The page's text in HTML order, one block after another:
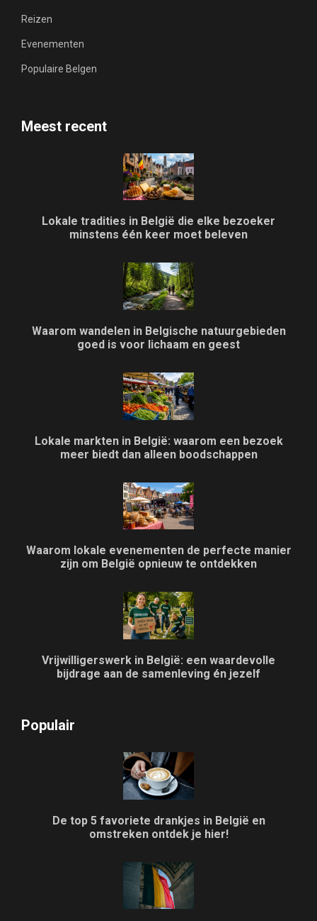
Reizen
Evenementen
Populaire Belgen
Meest recent
Lokale tradities in België die elke bezoeker
minstens één keer moet beleven
Waarom wandelen in Belgische natuurgebieden
goed is voor lichaam en geest
Lokale markten in België: waarom een bezoek
meer biedt dan alleen boodschappen
Waarom lokale evenementen de perfecte manier
zijn om België opnieuw te ontdekken
Vrijwilligerswerk in België: een waardevolle
bijdrage aan de samenleving én jezelf
Populair
De top 5 favoriete drankjes in België en
omstreken ontdek je hier!